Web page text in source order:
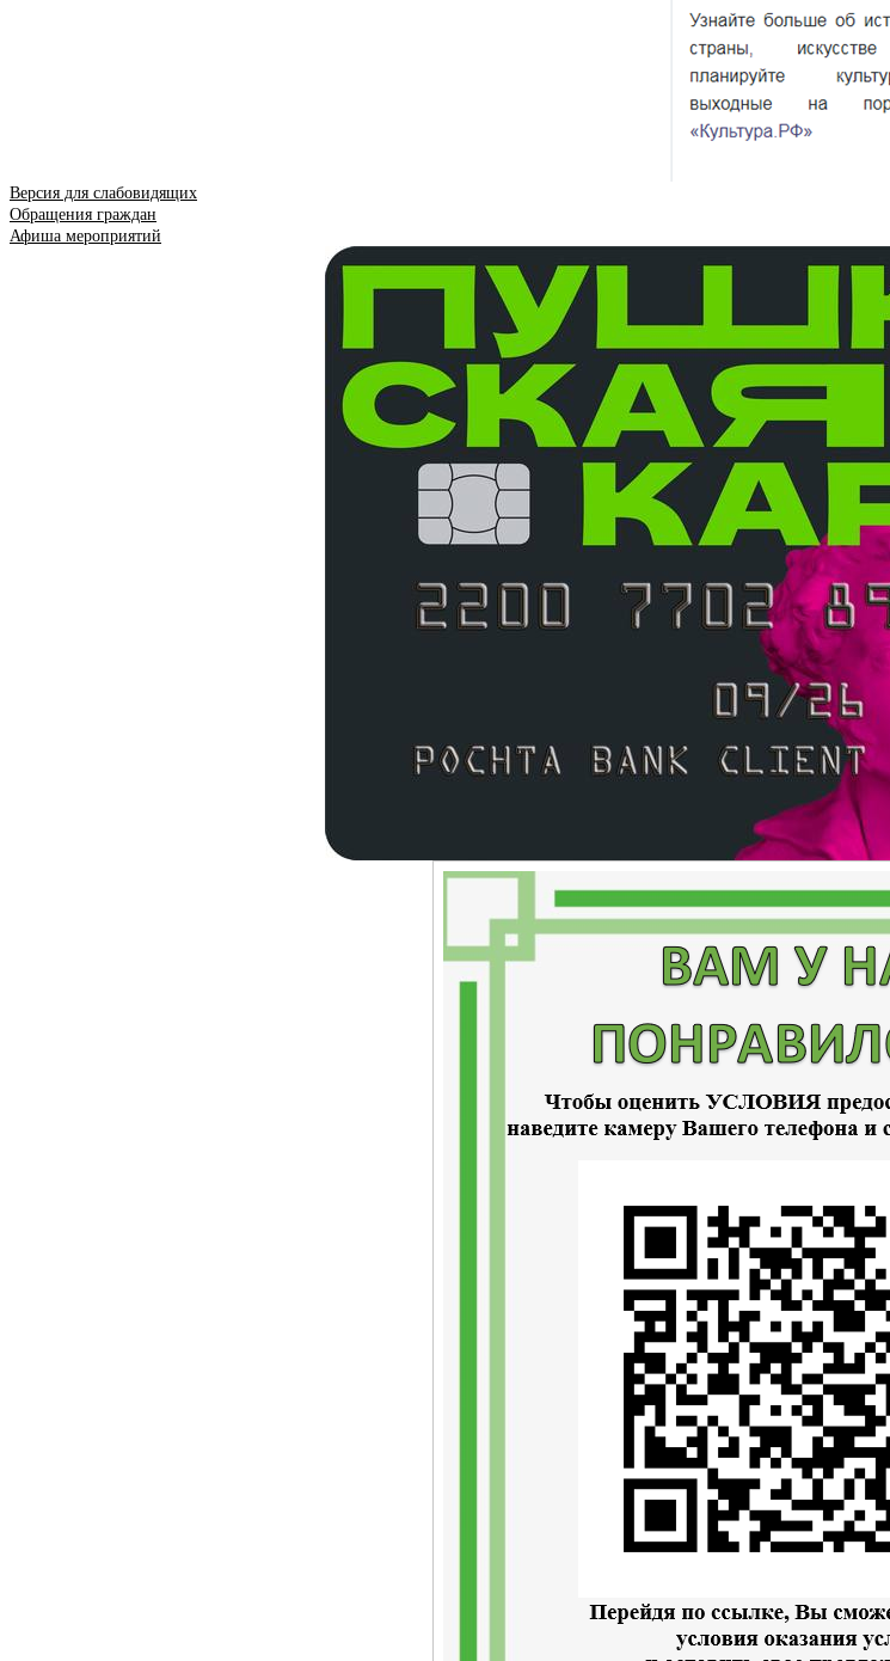
Версия для слабовидящих
Обращения граждан
Афиша мероприятий